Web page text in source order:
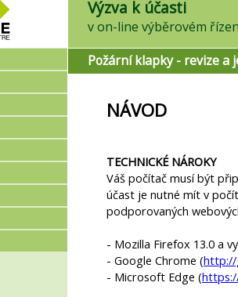
Výzva k účasti
Požární klapky - revize a
NÁVOD
TECHNICKÉ NÁROKY
Váš počítač musí být
účast je nutné mít v
podporovaných
- Mozilla Firefox 13.0 a
- Google Chrome (http://
- Microsoft Edge (